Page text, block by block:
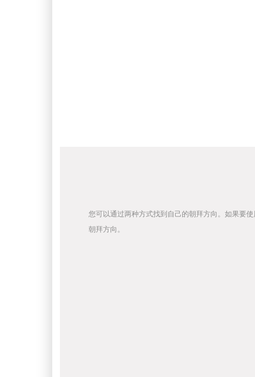
您可以通过两种方式找到自己的朝拜方向。如果要
朝拜方向。